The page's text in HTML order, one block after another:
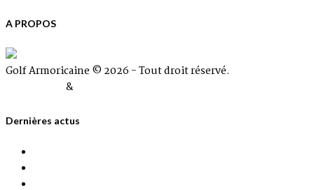
A PROPOS
Golf Armoricaine © 2026 - Tout droit réservé.
&
Dernières actus